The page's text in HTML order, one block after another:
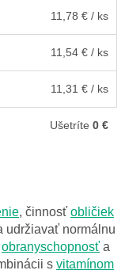
11,78 € / ks
11,54 € / ks
11,31 € / ks
Ušetríte 0 €
, činnosť obličiek
udržiavať normálnu
obranyschopnosť a
s vitamínom